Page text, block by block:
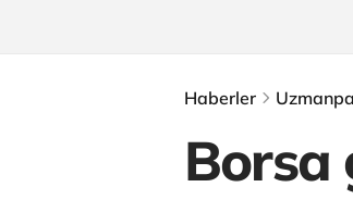
Haberler
Borsa